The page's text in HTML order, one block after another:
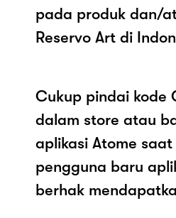
pada produk dan/
Reservo Art di
Cukup pindai kode
dalam store atau
aplikasi Atome
pengguna baru
berhak